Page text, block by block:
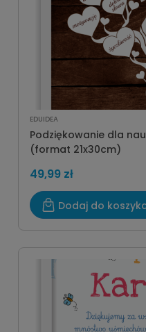
EDUIDEA
Podziękowanie dla
(format 21x30cm)
49,99 zł
Dodaj do